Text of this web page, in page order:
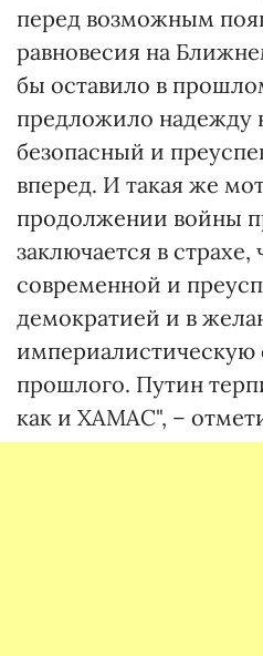
перед возможным
равновесия на
бы оставило в
предложило надежду
безопасный и
вперед. И такая же
продолжении войны
заключается в страхе,
современной и
демократией и в
империалистическую
прошлого. Путин
как и ХАМАС", –